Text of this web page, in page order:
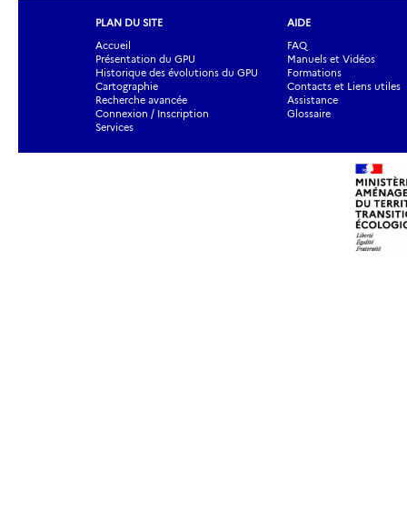
PLAN DU SITE
Accueil
Présentation du GPU
Historique des évolutions du GPU
Cartographie
Recherche avancée
Connexion / Inscription
Services
AIDE
FAQ
Manuels et Vidéos
Formations
Contacts et Liens utiles
Assistance
Glossaire